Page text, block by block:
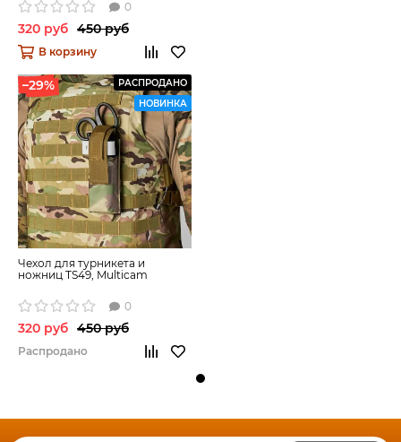
0
320 руб 450 руб
В корзину
–29%
РАСПРОДАНО
НОВИНКА
Чехол для турникета и
ножниц TS49, Multicam
0
320 руб 450 руб
Распродано